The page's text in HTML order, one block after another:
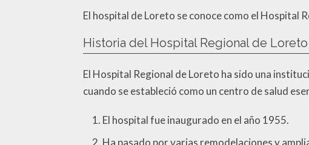
El hospital de Loreto se conoce como el Hospital
Historia del Hospital Regional de Loreto
El Hospital Regional de Loreto ha sido una
cuando se estableció como un centro de salud
El hospital fue inaugurado en el año 1955.
Ha pasado por varias remodelaciones y